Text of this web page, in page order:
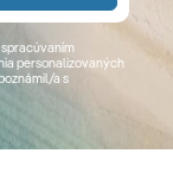
personalizovaných
a s